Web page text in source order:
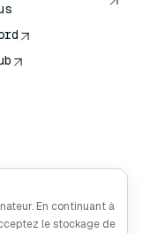
En continuant à
le stockage de